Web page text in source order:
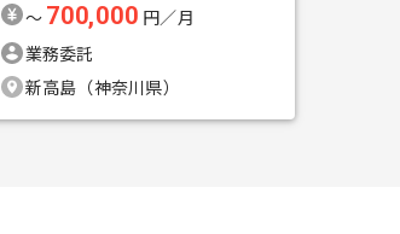
〜 700,000 円／月
業務委託
新高島（神奈川県）